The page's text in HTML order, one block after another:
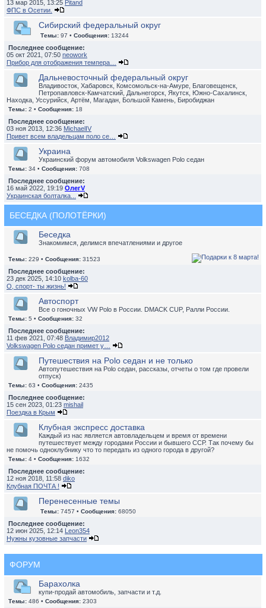
13 мар 2015, 13:25 Pitand
ФПС в Осетии.
Сибирский федеральный округ
Темы: 97 • Сообщения: 13244
Последнее сообщение:
05 окт 2021, 07:50 neowork
Прибор для отображения темпера…
Дальневосточный федеральный округ
Владивосток, Хабаровск, Комсомольск-на-Амуре, Благовещенск,
Петропавловск-Камчатский, Дальнегорск, Якутск, Южно-Сахалинск,
Находка, Уссурийск, Артём, Магадан, Большой Камень, Биробиджан
Темы: 2 • Сообщения: 18
Последнее сообщение:
03 ноя 2013, 12:36 MichaelIV
Привет всем владельцам поло се…
Украина
Украинский форум автомобиля Volkswagen Polo седан
Темы: 34 • Сообщения: 708
Последнее сообщение:
16 май 2022, 19:19 ОлегV
Украинская болталка...
БЕСЕДКА (ПОЛОТЁРКИ)
Беседка
Знакомимся, делимся впечатлениями и другое
Темы: 229 • Сообщения: 31523
Последнее сообщение:
23 дек 2025, 14:10 kolba-60
О, спорт- ты жизнь!
Автоспорт
Все о гоночных VW Polo в России. DMACK CUP, Ралли России.
Темы: 5 • Сообщения: 32
Последнее сообщение:
11 фев 2021, 07:48 Владимир2012
Volkswagen Polo седан примет у…
Путешествия на Polo седан и не только
Автопутешествия на Polo седан, рассказы, отчеты о том где провели
отпуск)
Темы: 63 • Сообщения: 2435
Последнее сообщение:
15 сен 2023, 01:23 mishail
Поездка в Крым
Клубная экспресс доставка
Каждый из нас является автовладельцем и время от времени
путешествует между городами России и бывшего ССР. Так почему бы
не помочь одноклубнику что то передать из одного города в другой?
Темы: 4 • Сообщения: 1632
Последнее сообщение:
12 ноя 2018, 11:58 diko
Клубная ПОЧТА !
Перенесенные темы
Темы: 7457 • Сообщения: 68050
Последнее сообщение:
12 июн 2025, 12:14 Leon354
Нужны кузовные запчасти
ФОРУМ
Барахолка
купи-продай автомобиль, запчасти и т.д.
Темы: 486 • Сообщения: 2303